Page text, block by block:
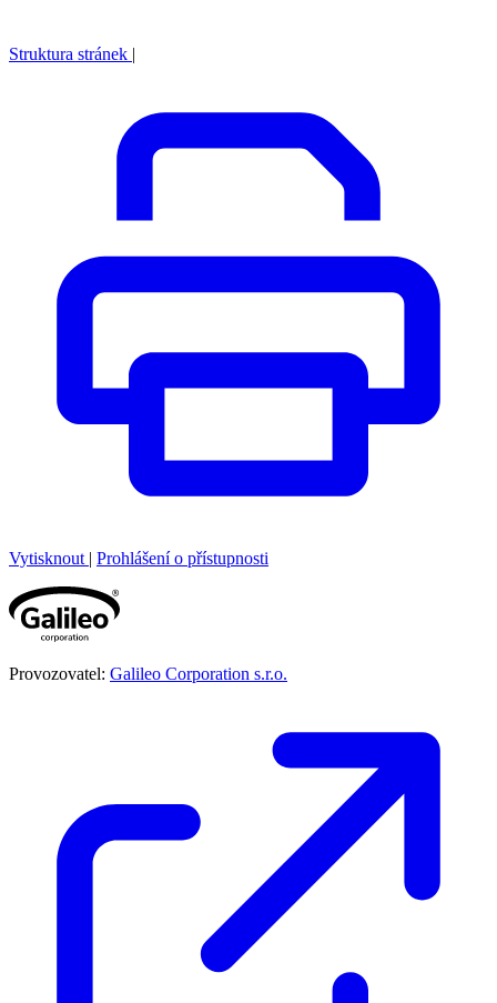
Struktura stránek |
Vytisknout | Prohlášení o přístupnosti
Provozovatel: Galileo Corporation s.r.o.